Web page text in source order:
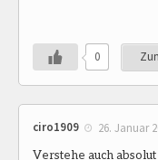
0
ciro1909 26. Januar
Verstehe auch